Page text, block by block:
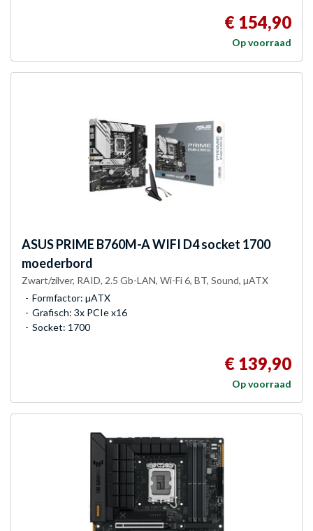
€ 154,90
Op voorraad
ASUSPRIME B760M-A WIFI D4 socket 1700
moederbord
Zwart/zilver, RAID, 2.5 Gb-LAN, Wi-Fi 6, BT, Sound, µATX
Formfactor: µATX
Grafisch: 3x PCIe x16
Socket: 1700
€ 139,90
Op voorraad